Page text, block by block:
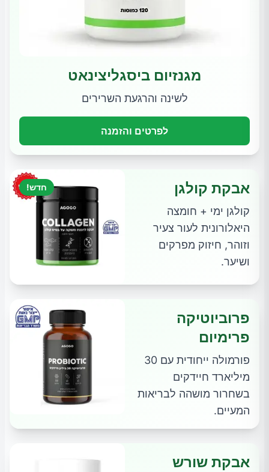
מגנזיום ביסגליצינאט
לשינה והרגעת השרירים
לפרטים והזמנה
חדש! אבקת קולגן
קולגן ימי + חומצה
היאלורונית לעור צעיר
וזוהר, חיזוק מפרקים
ושיער.
פרוביוטיקה
פרימיום
פורמולה ייחודית עם 30
מיליארד חיידקים
בשחרור מושהה לבריאות
המעיים.
אבקת שורש